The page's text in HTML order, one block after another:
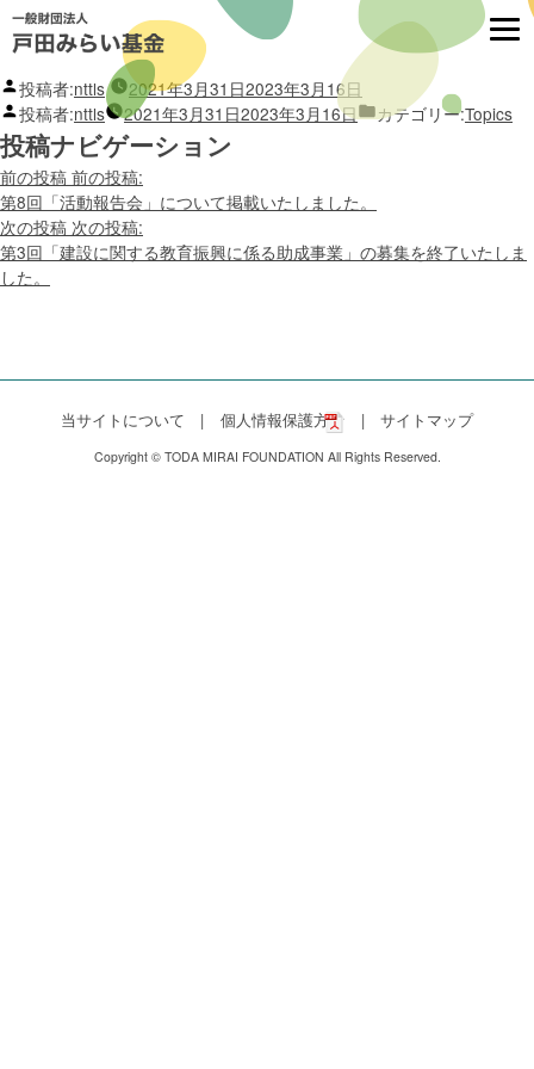
第10回「若手技能者の採用や育成に資する活動
に対する助成」の募集を終了いたしました。
投稿者:nttls 2021年3月31日2023年3月16日
投稿者:nttls 2021年3月31日2023年3月16日 カテゴリー:Topics
投稿ナビゲーション
前の投稿 前の投稿:
第8回「活動報告会」について掲載いたしました。
次の投稿 次の投稿:
第3回「建設に関する教育振興に係る助成事業」の募集を終了いたしま
した。
当サイトについて 個人情報保護方針 サイトマップ
Copyright © TODA MIRAI FOUNDATION All Rights Reserved.